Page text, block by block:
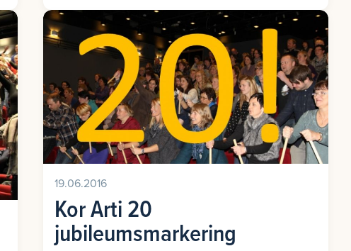
19.06.2016
Kor Arti 20
jubileumsmarkering